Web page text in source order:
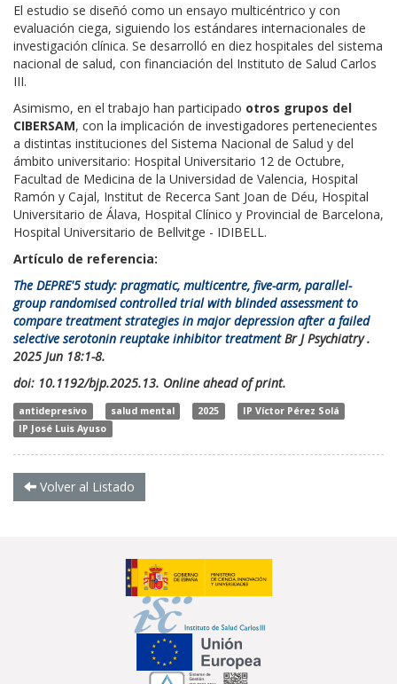
El estudio se diseñó como un ensayo multicéntrico y con
evaluación ciega, siguiendo los estándares internacionales de
investigación clínica. Se desarrolló en diez hospitales del sistema
nacional de salud, con financiación del Instituto de Salud Carlos
III.
Asimismo, en el trabajo han participado otros grupos del
CIBERSAM, con la implicación de investigadores pertenecientes
a distintas instituciones del Sistema Nacional de Salud y del
ámbito universitario: Hospital Universitario 12 de Octubre,
Facultad de Medicina de la Universidad de Valencia, Hospital
Ramón y Cajal, Institut de Recerca Sant Joan de Déu, Hospital
Universitario de Álava, Hospital Clínico y Provincial de Barcelona,
Hospital Universitario de Bellvitge - IDIBELL.
Artículo de referencia:
The DEPRE'5 study: pragmatic, multicentre, five-arm, parallel-
group randomised controlled trial with blinded assessment to
compare treatment strategies in major depression after a failed
selective serotonin reuptake inhibitor treatmentBr J Psychiatry .
2025 Jun 18:1-8.
doi: 10.1192/bjp.2025.13. Online ahead of print.
antidepresivo salud mental 2025
IP Víctor Pérez Solá
IP José Luis Ayuso
Volver al Listado